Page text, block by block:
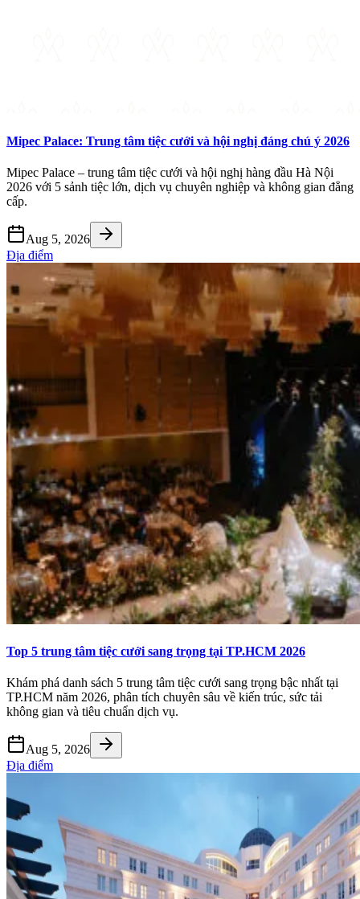
Mipec Palace: Trung tâm tiệc cưới và hội nghị đáng chú ý 2026
Mipec Palace – trung tâm tiệc cưới và hội nghị hàng đầu Hà Nội
2026 với 5 sảnh tiệc lớn, dịch vụ chuyên nghiệp và không gian đẳng
cấp.
Aug 5, 2026
Địa điểm
Top 5 trung tâm tiệc cưới sang trọng tại TP.HCM 2026
Khám phá danh sách 5 trung tâm tiệc cưới sang trọng bậc nhất tại
TP.HCM năm 2026, phân tích chuyên sâu về kiến trúc, sức tải
không gian và tiêu chuẩn dịch vụ.
Aug 5, 2026
Địa điểm